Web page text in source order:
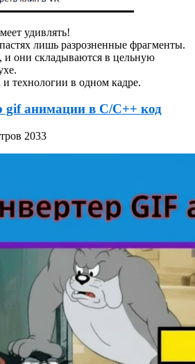
удивлять!
лишь разрозненные фрагменты.
и они складываются в цельную
технологии в одном кадре.
gif анимации в C/C++ код
2033